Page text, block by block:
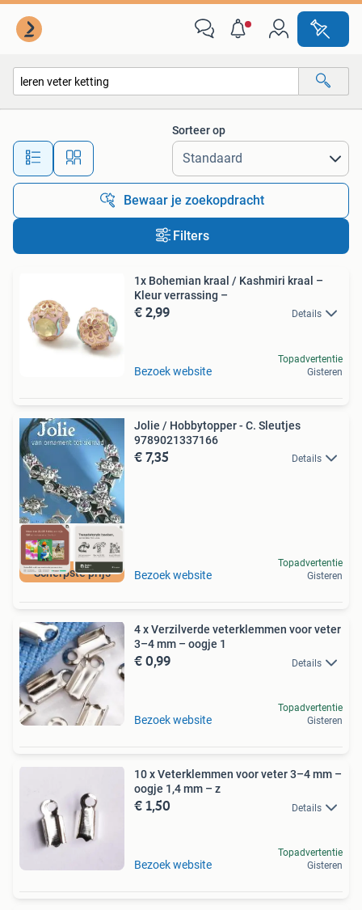
Alle afstanden…
Sorteer op
Bewaar je zoekopdracht
Filters
1x Bohemian kraal / Kashmiri kraal –
Kleur verrassing –
€ 2,99 Details
Bezoek website
Topadvertentie
Gisteren
Scherpste prijs
Jolie / Hobbytopper - C. Sleutjes
9789021337166
€ 7,35 Details
Bezoek website
Topadvertentie
Gisteren
4 x Verzilverde veterklemmen voor veter
3–4 mm – oogje 1
€ 0,99 Details
Bezoek website
Topadvertentie
Gisteren
10 x Veterklemmen voor veter 3–4 mm –
oogje 1,4 mm – z
€ 1,50 Details
Bezoek website
Topadvertentie
Gisteren